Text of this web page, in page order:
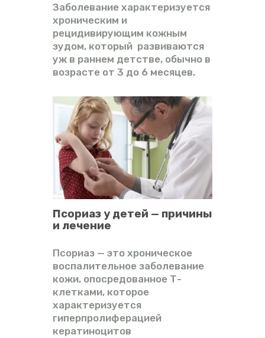
Заболевание характеризуется
хроническим и
рецидивирующим кожным
зудом, который развиваются
уж в раннем детстве, обычно в
возрасте от 3 до 6 месяцев.
Псориаз у детей — причины
и лечение
Псориаз — это хроническое
воспалительное заболевание
кожи, опосредованное Т-
клетками, которое
характеризуется
гиперпролиферацией
кератиноцитов